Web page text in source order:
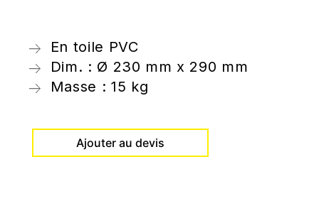
En toile PVC
Dim. : Ø 230 mm x 290 mm
Masse : 15 kg
Ajouter au devis